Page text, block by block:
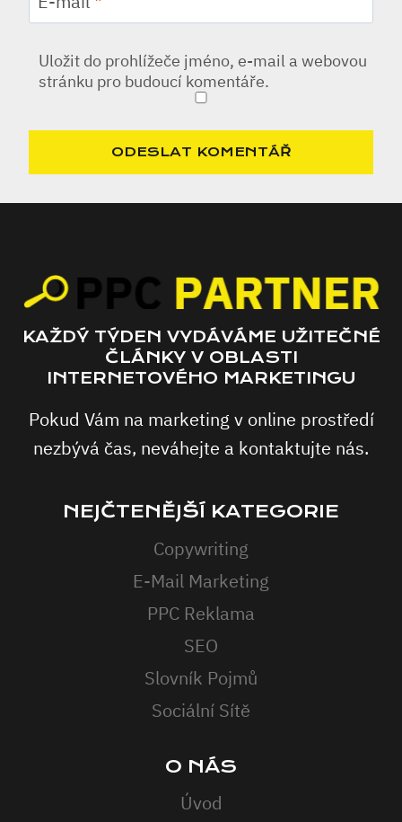
Uložit do prohlížeče jméno, e-mail a webovou
stránku pro budoucí komentáře.
KAŽDÝ TÝDEN VYDÁVÁME UŽITEČNÉ
ČLÁNKY V OBLASTI
INTERNETOVÉHO MARKETINGU
Pokud Vám na marketing v online prostředí
nezbývá čas, neváhejte a kontaktujte nás.
NEJČTENĚJŠÍ KATEGORIE
Copywriting
E-Mail Marketing
PPC Reklama
SEO
Slovník Pojmů
Sociální Sítě
O NÁS
Úvod